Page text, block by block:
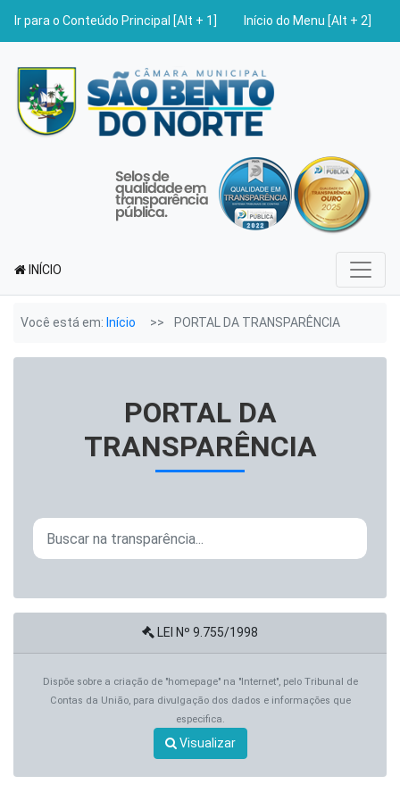
Ir para o Conteúdo Principal [Alt + 1] Início do Menu [Alt + 2]
INÍCIO
Você está em: Início PORTAL DA TRANSPARÊNCIA
PORTAL DA
TRANSPARÊNCIA
LEI Nº 9.755/1998
Dispõe sobre a criação de "homepage" na "Internet", pelo Tribunal de
Contas da União, para divulgação dos dados e informações que
especifica.
Visualizar